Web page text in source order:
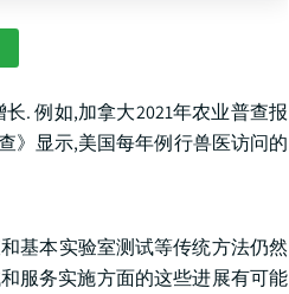
. 例如,加拿大2021年农业普查报
》显示,美国每年例行兽医访问的
基本实验室测试等传统方法仍然
服务实施方面的这些进展有可能